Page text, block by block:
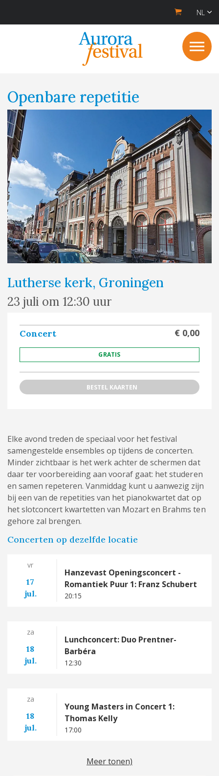
NL
Openbare repetitie
Concerten op dezelfde locatie
vr
17
jul.
Hanzevast Openingsconcert -
Romantiek Puur 1: Franz Schubert
20:15
za
18
jul.
Lunchconcert: Duo Prentner-
Barbéra
12:30
za
18
jul.
Young Masters in Concert 1:
Thomas Kelly
17:00
Meer tonen)
Lutherse kerk, Groningen
23 juli om 12:30 uur
Concert € 0,00
GRATIS
BESTEL KAARTEN
Elke avond treden de speciaal voor het festival
samengestelde ensembles op tijdens de concerten.
Minder zichtbaar is het werk achter de schermen dat
daar ter voorbereiding aan vooraf gaat: het studeren
en samen repeteren. Vanmiddag kunt u aanwezig zijn
bij een van de repetities van het pianokwartet dat op
het slotconcert kwartetten van Mozart en Brahms ten
gehore zal brengen.